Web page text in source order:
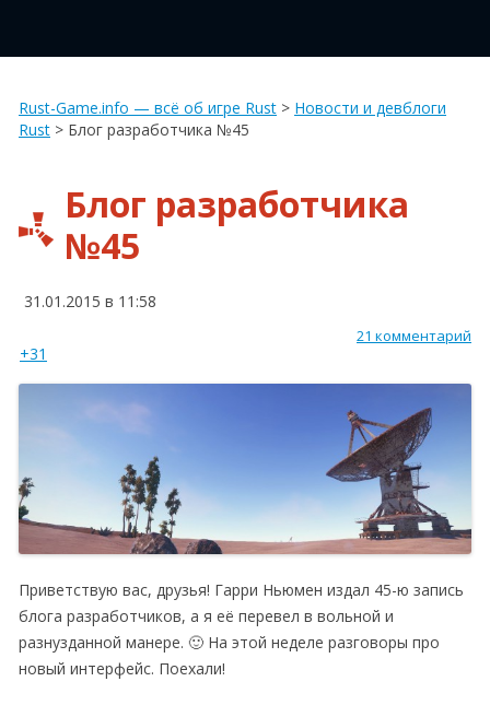
Rust-Game.info — всё об игре Rust > Новости и девблоги
Rust > Блог разработчика №45
Блог разработчика
№45
31.01.2015 в 11:58
21 комментарий
+31
Приветствую вас, друзья! Гарри Ньюмен издал 45-ю запись
блога разработчиков, а я её перевел в вольной и
разнузданной манере. 🙂 На этой неделе разговоры про
новый интерфейс. Поехали!